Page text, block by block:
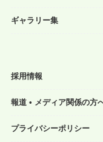
ギャラリー集
採用情報
報道 • メディア関係の方
プライバシーポリシー